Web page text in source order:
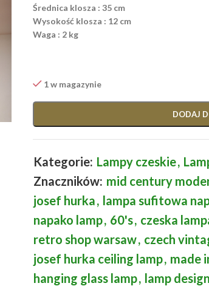
Średnica klosza : 35 cm
Wysokość klosza : 12 cm
Waga : 2 kg
1 w magazynie
DODAJ
Kategorie: Lampy czeskie,
Znaczników: mid century
josef hurka, lampa sufitowa
napako lamp, 60's, czeska
retro shop warsaw, czech
josef hurka ceiling lamp, made
hanging glass lamp, lamp design